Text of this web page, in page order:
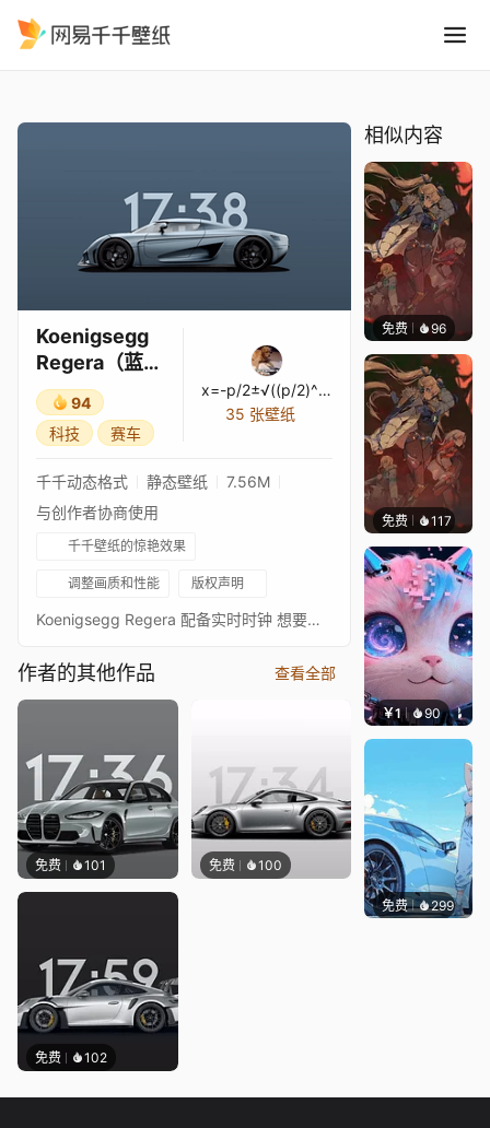
Koenigsegg
Regera（蓝色
版）
94
科技
赛车
x=-p/2±√((p/2)^2-q)
35 张壁纸
千千动态格式 静态壁纸
7.56M
与创作者协商使用
千千壁纸的惊艳效果
调整画质和性能 版权声明
Koenigsegg Regera 配备实时时钟 想要请求不同颜色的汽车？请查看我的个人资料是否已有，如果没有，请留言，我会尽力实现。
作者的其他作品 查看全部
免费 101 免费 100
免费 102
相似内容
免费 96 Nesu
免费 117Nesu
￥1 90 叮叮
免费 299Ado